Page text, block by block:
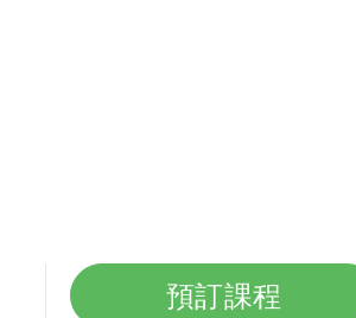
預訂課程